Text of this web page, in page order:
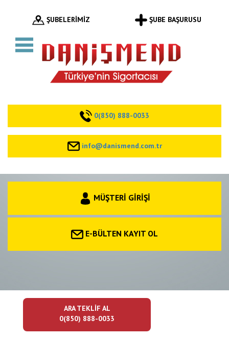
ŞUBELERİMİZ ŞUBE BAŞURUSU
0(850) 888-0033
info@danismend.com.tr
MÜŞTERİ GİRİŞİ
E-BÜLTEN KAYIT OL
ARA TEKLİF AL
0(850) 888-0033